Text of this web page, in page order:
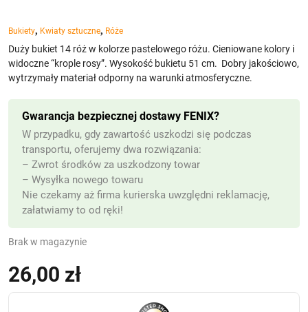
Bukiety, Kwiaty sztuczne, Róże
26,00 zł
Duży bukiet 14 róż w kolorze pastelowego różu. Cieniowane kolory i
widoczne “krople rosy”. Wysokość bukietu 51 cm. Dobry jakościowo,
wytrzymały materiał odporny na warunki atmosferyczne.
Brak w magazynie
Gwarancja bezpiecznej dostawy FENIX?
W przypadku, gdy zawartość uszkodzi się podczas
transportu, oferujemy dwa rozwiązania:
– Zwrot środków za uszkodzony towar
– Wysyłka nowego towaru
Nie czekamy aż firma kurierska uwzględni reklamację,
załatwiamy to od ręki!